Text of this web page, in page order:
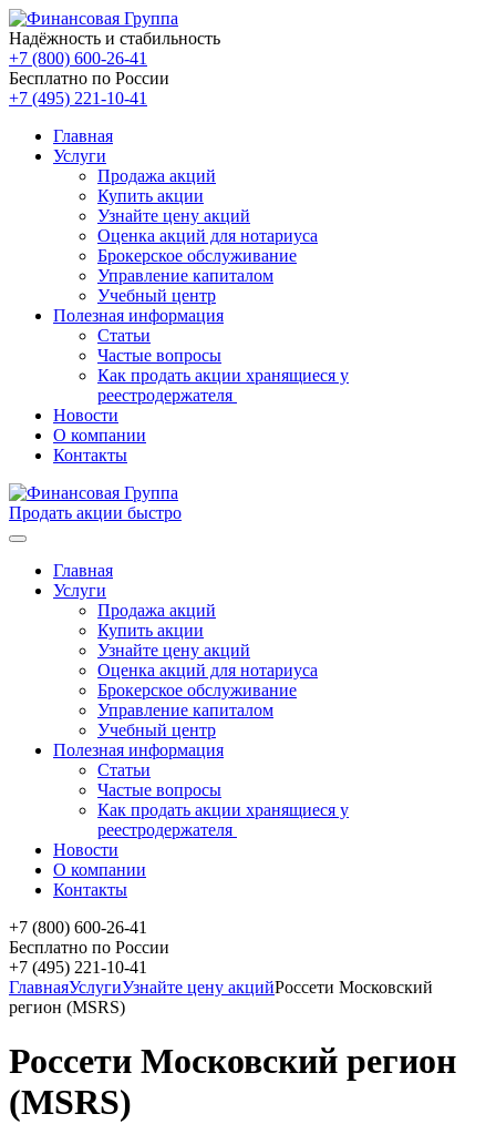
Надёжность и стабильность
+7 (800) 600-26-41
Бесплатно по России
+7 (495) 221-10-41
Главная
Услуги
Продажа акций
Купить акции
Узнайте цену акций
Оценка акций для нотариуса
Брокерское обслуживание
Управление капиталом
Учебный центр
Полезная информация
Статьи
Частые вопросы
Как продать акции хранящиеся у
реестродержателя
Новости
О компании
Контакты
Продать акции быстро
Главная
Услуги
Продажа акций
Купить акции
Узнайте цену акций
Оценка акций для нотариуса
Брокерское обслуживание
Управление капиталом
Учебный центр
Полезная информация
Статьи
Частые вопросы
Как продать акции хранящиеся у
реестродержателя
Новости
О компании
Контакты
+7 (800) 600-26-41
Бесплатно по России
+7 (495) 221-10-41
ГлавнаяУслугиУзнайте цену акцийРоссети Московский
регион (MSRS)
Россети Московский регион
(MSRS)